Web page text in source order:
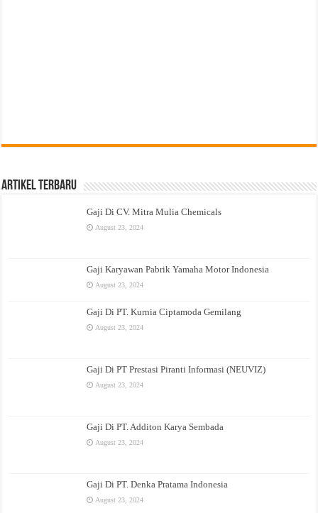
Artikel Terbaru
Gaji Di CV. Mitra Mulia Chemicals
August 23, 2024
Gaji Karyawan Pabrik Yamaha Motor Indonesia
August 23, 2024
Gaji Di PT. Kurnia Ciptamoda Gemilang
August 23, 2024
Gaji Di PT Prestasi Piranti Informasi (NEUVIZ)
August 23, 2024
Gaji Di PT. Additon Karya Sembada
August 23, 2024
Gaji Di PT. Denka Pratama Indonesia
August 23, 2024